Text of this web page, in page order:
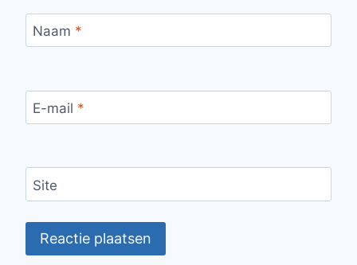
Naam *
E-mail *
Site